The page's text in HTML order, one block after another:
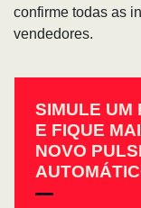
confirme todas as
vendedores.
SIMULE UM
E FIQUE
NOVO